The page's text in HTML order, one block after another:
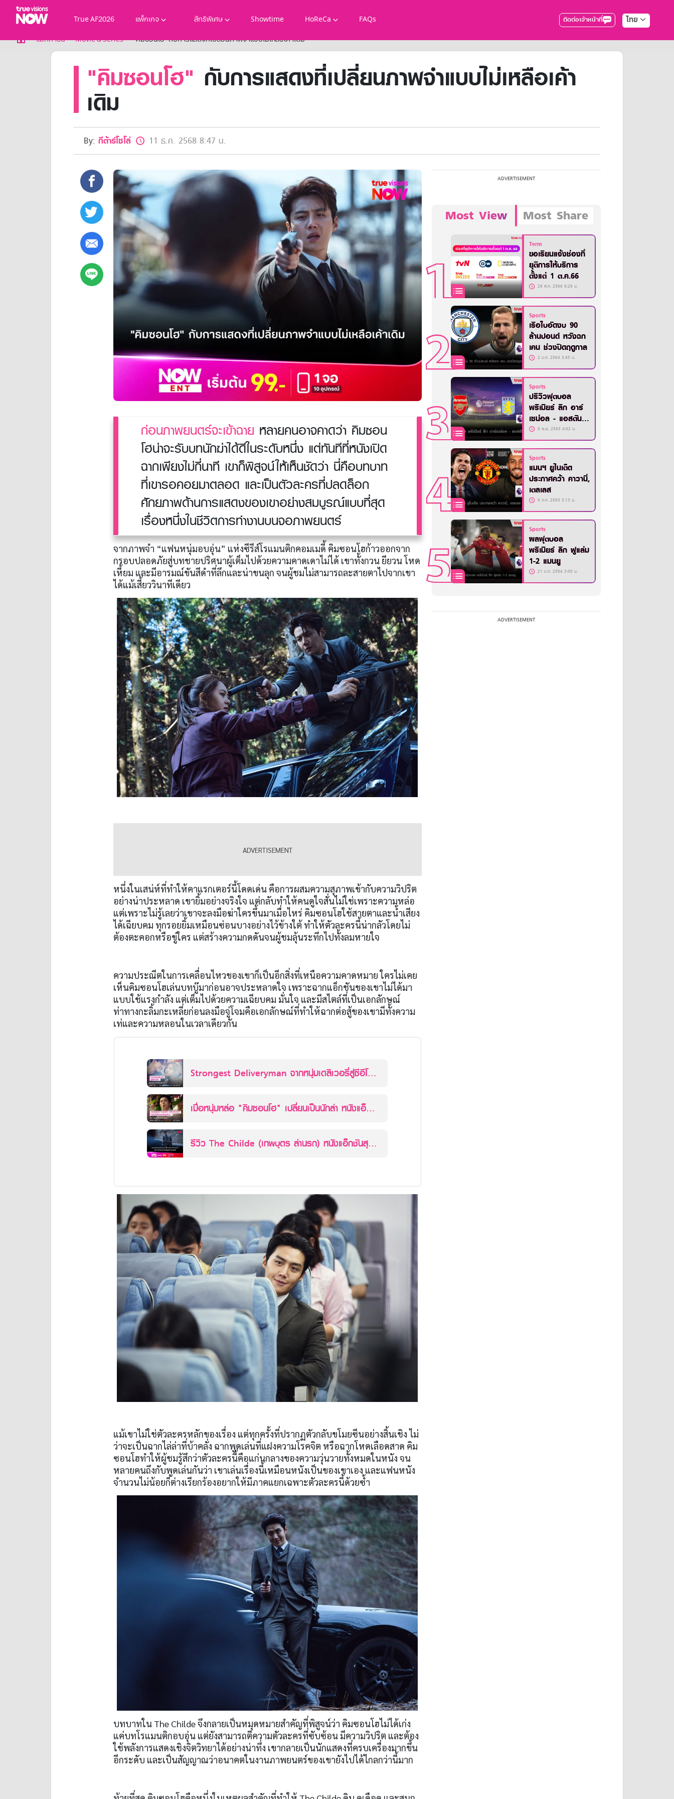
True AF2026 แพ็กเกจ สิทธิพิเศษ Showtime HoReCa FAQs ติดต่อเจ้าหน้าที่ ไทย
True AF2026
แพ็กเกจ
NOW SPORTS
NOW Muay Thai
แพ็กเกจทรูวิชันส์นาวทั้งหมด
เคเบิลและจานดาวเทียม
แพ็กเกจสำหรับผู้ประกอบการ
แม็กกาซีน Movie & Series "คิมซอนโฮ" กับการแสดงที่เปลี่ยนภาพจำแบบไม่เหลือเค้าเดิม
"คิมซอนโฮ" กับการแสดงที่เปลี่ยนภาพจำแบบไม่เหลือเค้า
เดิม
By: กีต้าร์โซโล่ 11 ธ.ค. 2568 8:47 น.
ก่อนภาพยนตร์จะเข้าฉาย หลายคนอาจคาดว่า คิมซอน
โฮน่าจะรับบทนักฆ่าได้ดีในระดับหนึ่ง แต่ทันทีที่หนังเปิด
ฉากเพียงไม่กี่นาที เขาก็พิสูจน์ให้เห็นชัดว่า นี่คือบทบาท
ที่เขารอคอยมาตลอด และเป็นตัวละครที่ปลดล็อก
ศักยภาพด้านการแสดงของเขาอย่างสมบูรณ์แบบที่สุด
เรื่องหนึ่งในชีวิตการทำงานบนจอภาพยนตร์
จากภาพจำ “แฟนหนุ่มอบอุ่น” แห่งซีรีส์โรแมนติกคอมเมดี้ คิมซอนโฮก้าวออกจาก
กรอบปลอดภัยสู่บทชายปริศนาผู้เต็มไปด้วยความคาดเดาไม่ได้ เขาทั้งกวน ยียวน โหด
เหี้ยม และมีอารมณ์ขันสีดำที่ลึกและน่าขนลุก จนผู้ชมไม่สามารถละสายตาไปจากเขา
ได้แม้เสี้ยววินาทีเดียว
หนึ่งในเสน่ห์ที่ทำให้คาแรกเตอร์นี้โดดเด่น คือการผสมความสุภาพเข้ากับความวิปริต
อย่างน่าประหลาด เขายิ้มอย่างจริงใจ แต่กลับทำให้คนดูใจสั่นไม่ใช่เพราะความหล่อ
แต่เพราะไม่รู้เลยว่าเขาจะลงมือฆ่าใครขึ้นมาเมื่อไหร่ คิมซอนโฮใช้สายตาและน้ำเสียง
ได้เฉียบคม ทุกรอยยิ้มเหมือนซ่อนบางอย่างไว้ข้างใต้ ทำให้ตัวละครนี้น่ากลัวโดยไม่
ต้องตะคอกหรือขู่ใคร แต่สร้างความกดดันจนผู้ชมลุ้นระทึกไปทั้งลมหายใจ
ความประณีตในการเคลื่อนไหวของเขาก็เป็นอีกสิ่งที่เหนือความคาดหมาย ใครไม่เคย
เห็นคิมซอนโฮเล่นบทบู๊มาก่อนอาจประหลาดใจ เพราะฉากแอ็กชันของเขาไม่ได้มา
แบบใช้แรงกำลัง แต่เต็มไปด้วยความเฉียบคม มั่นใจ และมีสไตล์ที่เป็นเอกลักษณ์
ท่าทางกะลิ้มกะเหลี่ยก่อนลงมือจู่โจมคือเอกลักษณ์ที่ทำให้ฉากต่อสู้ของเขามีทั้งความ
เท่และความหลอนในเวลาเดียวกัน
Strongest Deliveryman จากหนุ่มเดลิเวอรี่สู่ซีอีโอ
เมื่อหนุ่มหล่อ "คิมซอนโฮ" เปลี่ยนเป็นนักล่า หนังแอ็
รีวิว The Childe (เทพบุตร ล่านรก) หนังแอ็กชันสุด
แม้เขาไม่ใช่ตัวละครหลักของเรื่อง แต่ทุกครั้งที่ปรากฏตัวกลับขโมยซีนอย่างสิ้นเชิง ไม่
ว่าจะเป็นฉากไล่ล่าที่บ้าคลั่ง ฉากพูดเล่นที่แฝงความโรคจิต หรือฉากโหดเลือดสาด คิม
ซอนโฮทำให้ผู้ชมรู้สึกว่าตัวละครนี้คือแก่นกลางของความวุ่นวายทั้งหมดในหนัง จน
หลายคนถึงกับพูดเล่นกันว่า เขาเล่นเรื่องนี้เหมือนหนังเป็นของเขาเอง และแฟนหนัง
จำนวนไม่น้อยก็ต่างเรียกร้องอยากให้มีภาคแยกเฉพาะตัวละครนี้ด้วยซ้ำ
บทบาทใน The Childe จึงกลายเป็นหมุดหมายสำคัญที่พิสูจน์ว่า คิมซอนโฮไม่ได้เก่ง
แค่บทโรแมนติกอบอุ่น แต่ยังสามารถตีความตัวละครที่ซับซ้อน มีความวิปริต และต้อง
ใช้พลังการแสดงเชิงจิตวิทยาได้อย่างน่าทึ่ง เขากลายเป็นนักแสดงที่ครบเครื่องมากขึ้น
อีกระดับ และเป็นสัญญาณว่าอนาคตในงานภาพยนตร์ของเขายังไปได้ไกลกว่านี้มาก
Most View Most Share
Term
ขอเรียนแจ้งช่องที่
ยุติการให้บริการ
ตั้งแต่ 1 ต.ค.66
29 ส.ค. 2566 9:29 น.
Sports
เรือใบอัดงบ 90
ล้านปอนด์ หวังฉก
เคน ช่วงปิดฤดูกาล
2 ม.ค. 2564 3:45 น.
Sports
ปรีวิวฟุตบอล
พรีเมียร์ ลีก อาร์
เซน่อล - แอสตัน
วิลล่า8 พ.ย. 2563 4:02 น.
Sports
แมนฯ ยูไนเต็ด
ประกาศคว้า คาวานี่,
เตลเลส
6 ต.ค. 2563 3:13 น.
Sports
ผลฟุตบอล
พรีเมียร์ ลีก ฟูแล่ม
1-2 แมนยู
21 ม.ค. 2564 3:00 น.